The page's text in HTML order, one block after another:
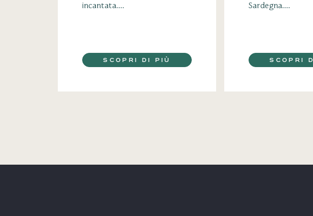
incantata....
SCOPRI DI PIÙ
Sardegna....
SCOPRI